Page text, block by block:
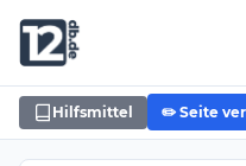
Hilfsmittel ✏️ Seite